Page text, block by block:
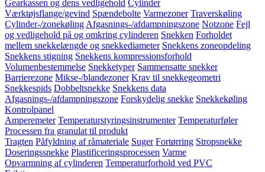
Gearkassen og dens vedligehold Cylinder
Værktøjsflange/gevind Spændebolte Varmezoner Traverskøling
Cylinder-/zonekøling Afgasnings-/afdampningszone Notzone Fejl
og vedligehold på og omkring cylinderen Snekken Forholdet
mellem snekkelængde og snekkediameter Snekkens zoneopdeling
Snekkens stigning Snekkens kompressionsforhold
Volumenbestemmelse Snekketyper Sammensatte snekker
Barrierezone Mikse-/blandezoner Krav til snekkegeometri
Snekkespids Dobbeltsnekke Snekkens data
Afgasnings-/afdampningszone Forskydelig snekke Snekkekøling
Kontrolpanel
Amperemeter Temperaturstyringsinstrumenter Temperaturføler
Processen fra granulat til produkt
Tragten Påfyldning af råmateriale Suger Fortørring Stropsnekke
Doseringssnekke Plastificeringsprocessen Varme
Opvarmning af cylinderen Temperaturforhold ved PVC